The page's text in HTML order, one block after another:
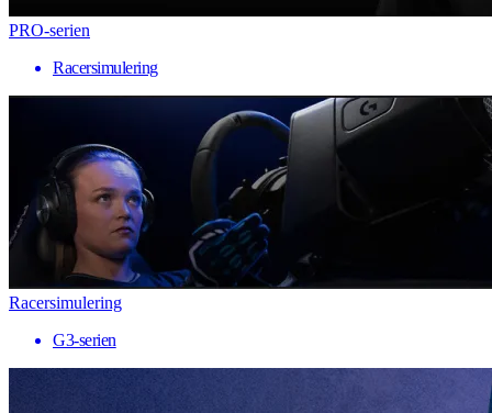
PRO-serien
Racersimulering
Racersimulering
G3-serien